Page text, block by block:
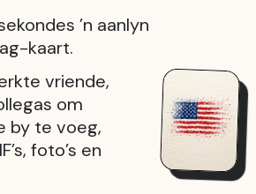
’n aanlyn
kaart.
vriende,
om
by te voeg,
foto’s en